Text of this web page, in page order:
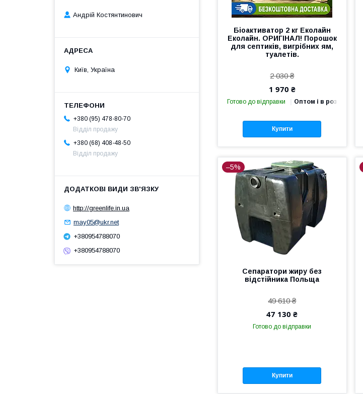
Біоактиватор 2 кг Еколайн
Еколайн. ОРИГІНАЛ! Порошок
для септиків, вигрібних ям,
туалетів.
2 030 ₴
1 970 ₴
Готово до відправки Оптом і в роздріб
Купити
–5%
Сепаратори жиру без
відстійника Польща
49 610 ₴
47 130 ₴
Готово до відправки
Купити
Андрій Костянтинович
Київ, Україна
+380 (95) 478-80-70
Відділ продажу
+380 (68) 408-48-50
Відділ продажу
http://greenlife.in.ua
may05@ukr.net
+380954788070
+380954788070